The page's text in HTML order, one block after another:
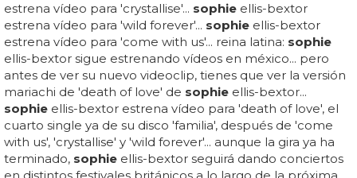
estrena vídeo para 'crystallise'... sophie ellis-bextor
estrena vídeo para 'wild forever'... sophie ellis-bextor
estrena vídeo para 'come with us'... reina latina: sophie
ellis-bextor sigue estrenando vídeos en méxico... pero
antes de ver su nuevo videoclip, tienes que ver la versión
mariachi de 'death of love' de sophie ellis-bextor...
sophie ellis-bextor estrena vídeo para 'death of love', el
cuarto single ya de su disco 'familia', después de 'come
with us', 'crystallise' y 'wild forever'... aunque la gira ya ha
terminado, sophie ellis-bextor seguirá dando conciertos